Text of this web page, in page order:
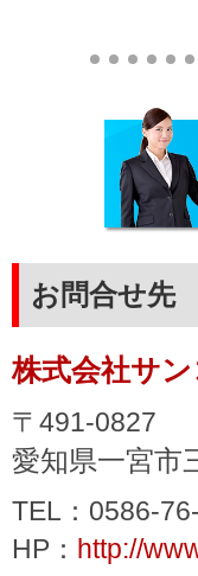
お問合せ先
株式会社サン
〒491-0827
愛知県一宮市
TEL：0586-
HP： http://